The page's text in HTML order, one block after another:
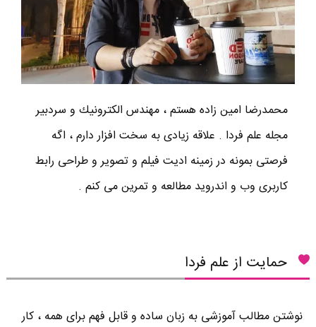
محمدرضا امين زاده هستم ، مهندس الكترونيك و سردبير
مجله علم فردا . علاقه زیادی به سخت افزار دارم ، اگه
فرصتی بمونه در زمینه ادیت فیلم و تصویر و طراحی رابط
کاربری وب و اندروید مطالعه و تمرین می کنم .
حمایت از علم فردا
نوشتن مطالب آموزشی به زبان ساده و قابل فهم برای همه ، کار